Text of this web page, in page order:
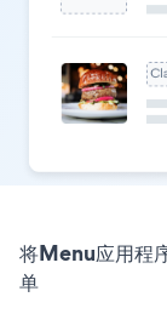
将Menu应用程
单